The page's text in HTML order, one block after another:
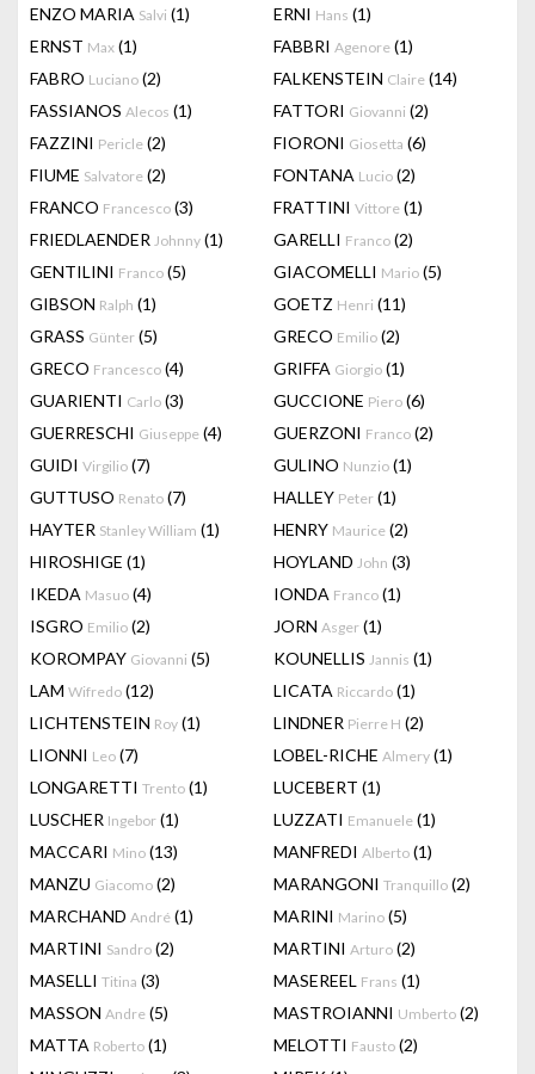
ENZO MARIA Salvi (1) ERNI Hans (1)
ERNST Max (1) FABBRI Agenore (1)
FABRO Luciano (2) FALKENSTEIN Claire (14)
FASSIANOS Alecos (1) FATTORI Giovanni (2)
FAZZINI Pericle (2) FIORONI Giosetta (6)
FIUME Salvatore (2) FONTANA Lucio (2)
FRANCO Francesco (3) FRATTINI Vittore (1)
FRIEDLAENDER Johnny (1) GARELLI Franco (2)
GENTILINI Franco (5) GIACOMELLI Mario (5)
GIBSON Ralph (1) GOETZ Henri (11)
GRASS Günter (5) GRECO Emilio (2)
GRECO Francesco (4) GRIFFA Giorgio (1)
GUARIENTI Carlo (3) GUCCIONE Piero (6)
GUERRESCHI Giuseppe (4) GUERZONI Franco (2)
GUIDI Virgilio (7) GULINO Nunzio (1)
GUTTUSO Renato (7) HALLEY Peter (1)
HAYTER Stanley William (1) HENRY Maurice (2)
HIROSHIGE (1) HOYLAND John (3)
IKEDA Masuo (4) IONDA Franco (1)
ISGRO Emilio (2) JORN Asger (1)
KOROMPAY Giovanni (5) KOUNELLIS Jannis (1)
LAM Wifredo (12) LICATA Riccardo (1)
LICHTENSTEIN Roy (1) LINDNER Pierre H (2)
LIONNI Leo (7) LOBEL-RICHE Almery (1)
LONGARETTI Trento (1) LUCEBERT (1)
LUSCHER Ingebor (1) LUZZATI Emanuele (1)
MACCARI Mino (13) MANFREDI Alberto (1)
MANZU Giacomo (2) MARANGONI Tranquillo (2)
MARCHAND André (1) MARINI Marino (5)
MARTINI Sandro (2) MARTINI Arturo (2)
MASELLI Titina (3) MASEREEL Frans (1)
MASSON Andre (5) MASTROIANNI Umberto (2)
MATTA Roberto (1) MELOTTI Fausto (2)